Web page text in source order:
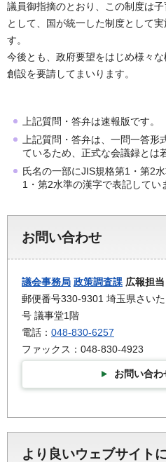
議員御指摘のとおり、この制度は
として、国が統一した制度として
す。
今後とも、政府要望をはじめ様々
創設を要請してまいります。
上記質問・答弁は速報版です。
上記質問・答弁は、一問一答
ているため、正式な会議録とは
氏名の一部にJIS規格第1・第2
1・第2水準の漢字で表記してい
お問い合わせ
議会事務局 政策調査課 広報担当
郵便番号330-9301 埼玉県さい
号 議事堂1階
電話： 048-830-6257
ファックス：048-830-4923
お問い合わ
より良いウェブサイト